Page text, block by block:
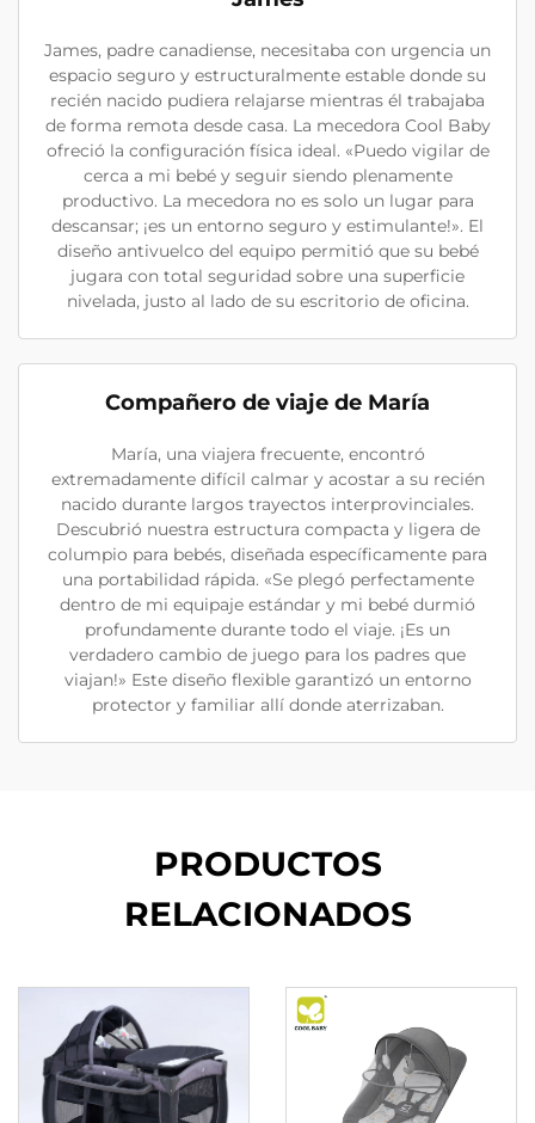
James, padre canadiense, necesitaba con urgencia un
espacio seguro y estructuralmente estable donde su
recién nacido pudiera relajarse mientras él trabajaba
de forma remota desde casa. La mecedora Cool Baby
ofreció la configuración física ideal. «Puedo vigilar de
cerca a mi bebé y seguir siendo plenamente
productivo. La mecedora no es solo un lugar para
descansar; ¡es un entorno seguro y estimulante!». El
diseño antivuelco del equipo permitió que su bebé
jugara con total seguridad sobre una superficie
nivelada, justo al lado de su escritorio de oficina.
Compañero de viaje de María
María, una viajera frecuente, encontró
extremadamente difícil calmar y acostar a su recién
nacido durante largos trayectos interprovinciales.
Descubrió nuestra estructura compacta y ligera de
columpio para bebés, diseñada específicamente para
una portabilidad rápida. «Se plegó perfectamente
dentro de mi equipaje estándar y mi bebé durmió
profundamente durante todo el viaje. ¡Es un
verdadero cambio de juego para los padres que
viajan!» Este diseño flexible garantizó un entorno
protector y familiar allí donde aterrizaban.
PRODUCTOS
RELACIONADOS